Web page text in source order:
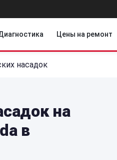
Цены на ремонт
насадок
на
в